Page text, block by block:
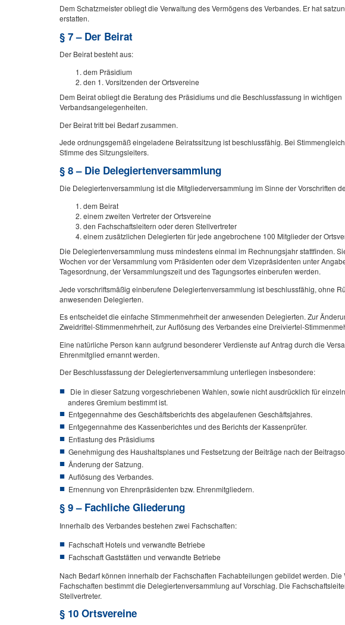
Dem Schatzmeister obliegt die Verwaltung des Vermögens des Verbandes. Er hat
erstatten.
§ 7 – Der Beirat
Der Beirat besteht aus:
dem Präsidium
den 1. Vorsitzenden der Ortsvereine
Dem Beirat obliegt die Beratung des Präsidiums und die Beschlussfassung in wichtigen
Verbandsangelegenheiten.
Der Beirat tritt bei Bedarf zusammen.
Jede ordnungsgemäß eingeladene Beiratssitzung ist beschlussfähig. Bei
Stimme des Sitzungsleiters.
§ 8 – Die Delegiertenversammlung
Die Delegiertenversammlung ist die Mitgliederversammlung im Sinne der Vorschriften
dem Beirat
einem zweiten Vertreter der Ortsvereine
den Fachschaftsleitern oder deren Stellvertreter
einem zusätzlichen Delegierten für jede angebrochene 100 Mitglieder der
Die Delegiertenversammlung muss mindestens einmal im Rechnungsjahr stattfinden.
Wochen vor der Versammlung vom Präsidenten oder dem Vizepräsidenten unter
Tagesordnung, der Versammlungszeit und des Tagungsortes einberufen werden.
Jede vorschriftsmäßig einberufene Delegiertenversammlung ist beschlussfähig, ohne
anwesenden Delegierten.
Es entscheidet die einfache Stimmenmehrheit der anwesenden Delegierten. Zur
Zweidrittel-Stimmenmehrheit, zur Auflösung des Verbandes eine Dreiviertel-
Eine natürliche Person kann aufgrund besonderer Verdienste auf Antrag durch die
Ehrenmitglied ernannt werden.
Der Beschlussfassung der Delegiertenversammlung unterliegen insbesondere:
Die in dieser Satzung vorgeschriebenen Wahlen, sowie nicht ausdrücklich für
anderes Gremium bestimmt ist.
Entgegennahme des Geschäftsberichts des abgelaufenen Geschäftsjahres.
Entgegennahme des Kassenberichtes und des Berichts der Kassenprüfer.
Entlastung des Präsidiums
Genehmigung des Haushaltsplanes und Festsetzung der Beiträge nach der
Änderung der Satzung.
Auflösung des Verbandes.
Ernennung von Ehrenpräsidenten bzw. Ehrenmitgliedern.
§ 9 – Fachliche Gliederung
Innerhalb des Verbandes bestehen zwei Fachschaften:
Fachschaft Hotels und verwandte Betriebe
Fachschaft Gaststätten und verwandte Betriebe
Nach Bedarf können innerhalb der Fachschaften Fachabteilungen gebildet werden. Die
Fachschaften bestimmt die Delegiertenversammlung auf Vorschlag. Die
Stellvertreter.
§ 10 Ortsvereine